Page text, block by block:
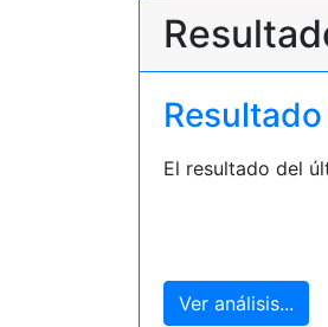
El resultado del
Ver análisis...